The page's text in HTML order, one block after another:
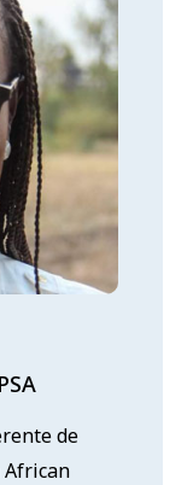
de
African